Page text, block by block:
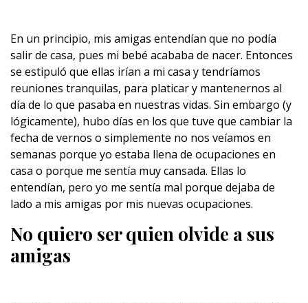
En un principio, mis amigas entendían que no podía
salir de casa, pues mi bebé acababa de nacer. Entonces
se estipuló que ellas irían a mi casa y tendríamos
reuniones tranquilas, para platicar y mantenernos al
día de lo que pasaba en nuestras vidas. Sin embargo (y
lógicamente), hubo días en los que tuve que cambiar la
fecha de vernos o simplemente no nos veíamos en
semanas porque yo estaba llena de ocupaciones en
casa o porque me sentía muy cansada. Ellas lo
entendían, pero yo me sentía mal porque dejaba de
lado a mis amigas por mis nuevas ocupaciones.
No quiero ser quien olvide a sus
amigas